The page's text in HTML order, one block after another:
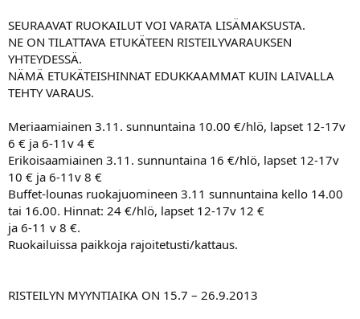
SEURAAVAT RUOKAILUT VOI VARATA LISÄMAKSUSTA.
NE ON TILATTAVA ETUKÄTEEN RISTEILYVARAUKSEN
YHTEYDESSÄ.
NÄMÄ ETUKÄTEISHINNAT EDUKKAAMMAT KUIN LAIVALLA
TEHTY VARAUS.
Meriaamiainen 3.11. sunnuntaina 10.00 €/hlö, lapset 12-17v
6 € ja 6-11v 4 €
Erikoisaamiainen 3.11. sunnuntaina 16 €/hlö, lapset 12-17v
10 € ja 6-11v 8 €
Buffet-lounas ruokajuomineen 3.11 sunnuntaina kello 14.00
tai 16.00. Hinnat: 24 €/hlö, lapset 12-17v 12 €
ja 6-11 v 8 €.
Ruokailuissa paikkoja rajoitetusti/kattaus.
RISTEILYN MYYNTIAIKA ON 15.7 – 26.9.2013